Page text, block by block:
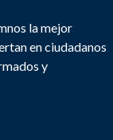
la mejor
en ciudadanos
y